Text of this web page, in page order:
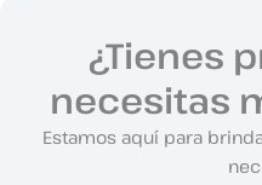
¿Tienes
necesitas
Estamos aquí para